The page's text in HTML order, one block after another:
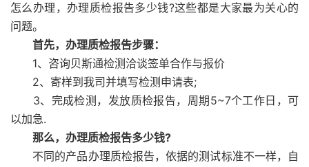
怎么办理，办理质检报告多少钱?这些都是大家最为关心的
问题。
首先，办理质检报告步骤：
1、咨询贝斯通检测洽谈签单合作与报价
2、寄样到我司并填写检测申请表;
3、完成检测，发放质检报告，周期5~7个工作日，可
以加急.
那么，办理质检报告多少钱?
不同的产品办理质检报告，依据的测试标准不一样，自